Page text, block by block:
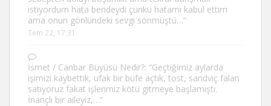
istiyordum hata bendeydi çünkü hatamı kabul ettim
ama onun gönlündeki sevgi sönmüştü…”
Tem 22, 17:31
İsmet / Canbar Büyüsü Nedir?: “Geçtiğimiz aylarda
işimizi kaybettik, ufak bir büfe açtık, tost, sandviç falan
satıyoruz fakat işlerimiz kötü gitmeye başlamıştı.
İnançlı bir aileyiz,…”